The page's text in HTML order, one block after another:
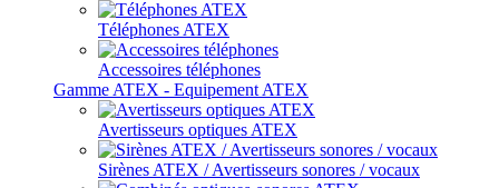
Téléphones ATEX
Accessoires téléphones
Gamme ATEX - Equipement ATEX
Avertisseurs optiques ATEX
Sirènes ATEX / Avertisseurs sonores / vocaux